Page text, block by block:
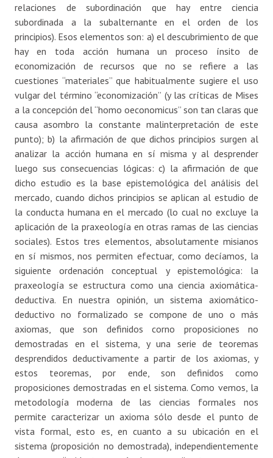
relaciones de subordinación que hay entre ciencia
subordinada a la subalternante en el orden de los
principios). Esos elementos son: a) el descubrimiento de que
hay en toda acción humana un proceso ínsito de
economización de recursos que no se refiere a las
cuestiones “materiales” que habitualmente sugiere el uso
vulgar del término “economización” (y las críticas de Mises
a la concepción del “homo oeconomicus” son tan claras que
causa asombro la constante malinterpretación de este
punto); b) la afirmación de que dichos principios surgen al
analizar la acción humana en sí misma y al desprender
luego sus consecuencias lógicas: c) la afirmación de que
dicho estudio es la base epistemológica del análisis del
mercado, cuando dichos principios se aplican al estudio de
la conducta humana en el mercado (lo cual no excluye la
aplicación de la praxeología en otras ramas de las ciencias
sociales). Estos tres elementos, absolutamente misianos
en sí mismos, nos permiten efectuar, como decíamos, la
siguiente ordenación conceptual y epistemológica: la
praxeología se estructura como una ciencia axiomática-
deductiva. En nuestra opinión, un sistema axiomático-
deductivo no formalizado se compone de uno o más
axiomas, que son definidos corno proposiciones no
demostradas en el sistema, y una serie de teoremas
desprendidos deductivamente a partir de los axiomas, y
estos teoremas, por ende, son definidos como
proposiciones demostradas en el sistema. Como vemos, la
metodología moderna de las ciencias formales nos
permite caracterizar un axioma sólo desde el punto de
vista formal, esto es, en cuanto a su ubicación en el
sistema (proposición no demostrada), independientemente